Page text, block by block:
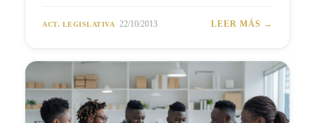
ACT. LEGISLATIVA 22/10/2013 LEER MÁS →